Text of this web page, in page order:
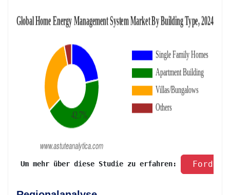
Um mehr über diese Studie zu erfahren: